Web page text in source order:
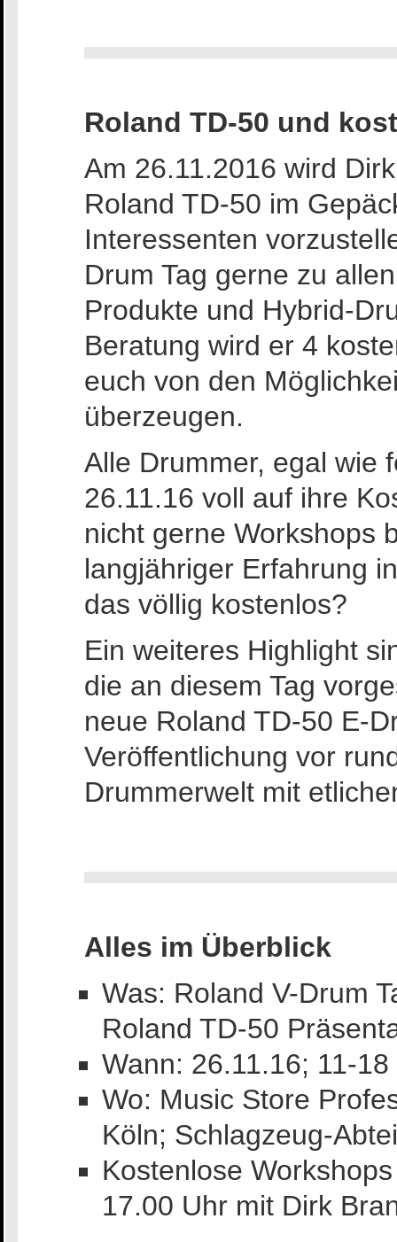
Roland TD-50 und
Am 26.11.2016 wird
Roland TD-50 im
Interessenten
Drum Tag gerne zu
Produkte und Hybrid-
Beratung wird er 4
euch von den
überzeugen.
Alle Drummer, egal wie
26.11.16 voll auf ihre
nicht gerne Workshops
langjähriger Erfahrung
das völlig kostenlos?
Ein weiteres Highlight
die an diesem Tag
neue Roland TD-50 E-
Veröffentlichung vor
Drummerwelt mit
Alles im Überblick
Was: Roland V-Drum
Roland TD-50
Wann: 26.11.16; 11-18
Wo: Music Store
Köln; Schlagzeug-
Kostenlose
17.00 Uhr mit Dirk